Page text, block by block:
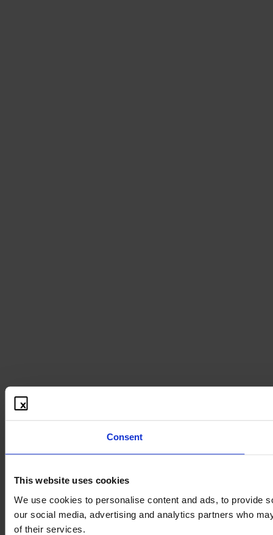
Consent
This website uses cookies
We use cookies to personalise content and ads, to provide
our social media, advertising and analytics partners who
of their services.